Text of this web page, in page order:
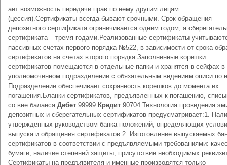
ает возможность передачи прав по нему другим лицам
(цессия).Сертификаты всегда бывают срочными. Срок обращения
депозитного сертификата ограничивается одним годом, а
сертификата – тремя годами.Реализованные сертификаты
пассивных счетах первого порядка №522, в зависимости от срока
сертификатов на счетах второго порядка.Заполненные корешки
сертификатов помещаются в отдельные папки и хранятся в сейфах в
уполномоченном подразделении с обязательным ведением описи по
Подразделение обеспечивает сохранность корешков до момента их
погашения.Бланки сертификатов, предъявленных к погашению,
со вне баланса:Дебет 99999 Кредит 90704.Технология проведения
депозитных и сберегательных сертификатов предусматривает:1.
утвержденных руководством банка положений, определяющих
выпуска и обращения сертификатов.2. Изготовление выпускаемых
сертификатов в соответствии с предъявляемыми требованиями:
бумаги, наличие степеней защиты, присутствие необходимых
Сертификаты на предъявителя и именные производятся только